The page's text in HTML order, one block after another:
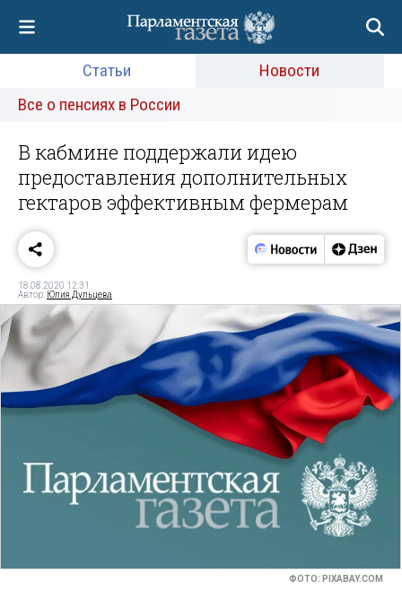
Статьи
Новости
Все о пенсиях в России
В кабмине поддержали идею
предоставления дополнительных
гектаров эффективным фермерам
18.08.2020 12:31
Автор: Юлия Дульцева
ФОТО: PIXABAY.COM